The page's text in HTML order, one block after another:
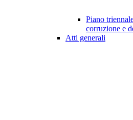
Piano
corruzione e
Atti generali